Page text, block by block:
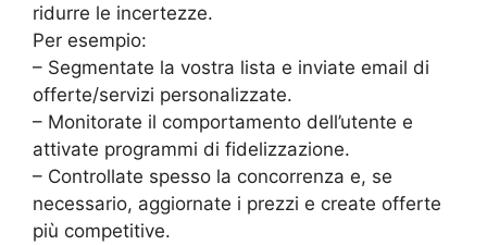
ridurre le incertezze.
Per esempio:
– Segmentate la vostra lista e inviate email di
offerte/servizi personalizzate.
– Monitorate il comportamento dell’utente e
attivate programmi di fidelizzazione.
– Controllate spesso la concorrenza e, se
necessario, aggiornate i prezzi e create offerte
più competitive.